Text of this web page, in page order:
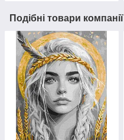
Подібні товари компанії